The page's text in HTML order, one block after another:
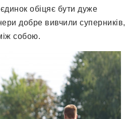
обіцяє бути дуже
добре вивчили суперників,
собою.